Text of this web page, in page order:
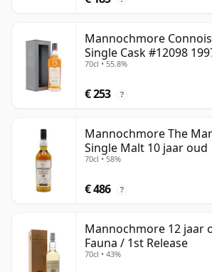
Mannochmore
Single Cask #12098
70cl • 55.8%
€ 253 ?
Mannochmore The
Single Malt 10 jaar oud
70cl • 58%
€ 486 ?
Mannochmore 12 jaar
Fauna / 1st Release
70cl • 43%